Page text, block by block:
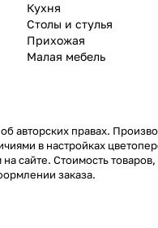
Кухня
Столы и стулья
Прихожая
Малая мебель
правах.
в настройках
сайте. Стоимость
заказа.